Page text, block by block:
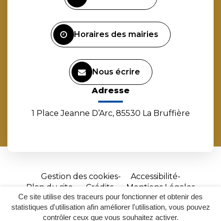
Ce site utilise des traceurs pour fonctionner et obtenir des
statistiques d'utilisation afin améliorer l'utilisation, vous pouvez
contrôler ceux que vous souhaitez activer.
comptecomptecompte
chaîne
Horaires des mairies
Nous écrire
Adresse
1 Place Jeanne D’Arc, 85530 La Bruffière
Gestion des cookies
Accessibilité
Plan du site
Crédits
Mentions Légales
Site
réalisé